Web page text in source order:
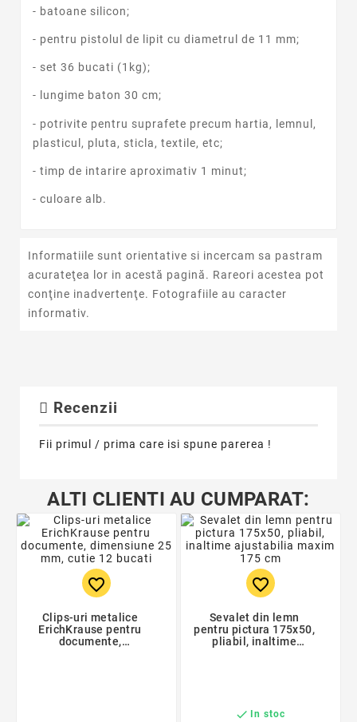
- batoane silicon;
- pentru pistolul de lipit cu diametrul de 11 mm;
- set 36 bucati (1kg);
- lungime baton 30 cm;
- potrivite pentru suprafete precum hartia, lemnul,
plasticul, pluta, sticla, textile, etc;
- timp de intarire aproximativ 1 minut;
- culoare alb.
Informatiile sunt orientative si incercam sa pastram
acurateţea lor in acestă pagină. Rareori acestea pot
conţine inadvertenţe. Fotografiile au caracter
informativ.
Recenzii
Fii primul / prima care isi spune parerea !
ALTI CLIENTI AU CUMPARAT:
favorite_border
Clips-uri metalice
ErichKrause pentru
documente,
favorite_border
Sevalet din lemn
pentru pictura 175x50,
pliabil, inaltime
 In stoc